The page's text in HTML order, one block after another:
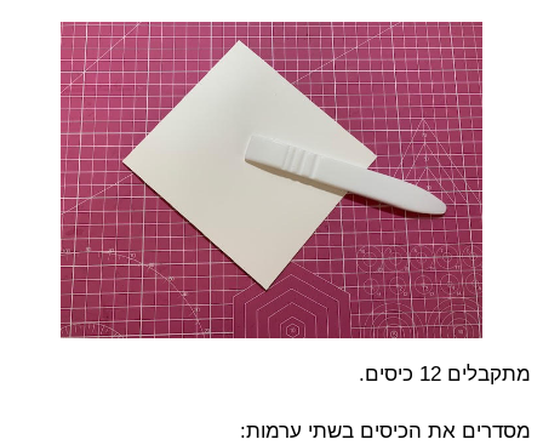
מתקבלים 12 כיסים.
מסדרים את הכיסים בשתי ערמות: